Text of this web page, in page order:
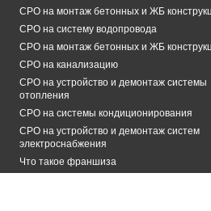
СРО на монтаж бетонных и ЖБ
СРО на систему водопровода
СРО на монтаж бетонных и ЖБ
СРО на канализацию
СРО на устройство и демонтаж системы
отопления
СРО на системы кондиционирования
СРО на устройство и демонтаж систем
электроснабжения
Что такое франшиза